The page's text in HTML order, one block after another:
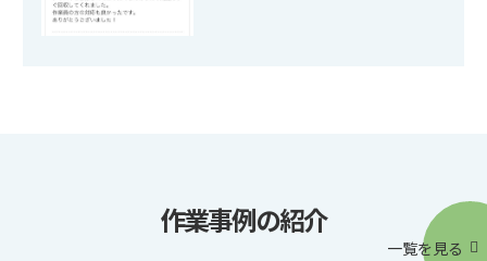
作業事例の紹介
一覧を見る